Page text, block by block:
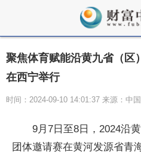
聚焦体育赋能沿黄九省（区
在西宁举行
时间：2024-09-10 14:01:37 来源：中
9月7日至8日，2024沿
团体邀请赛在黄河发源省青